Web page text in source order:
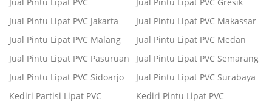
Jual Pintu Lipat PVC Jakarta
Jual Pintu Lipat PVC Makassar
Jual Pintu Lipat PVC Malang
Jual Pintu Lipat PVC Medan
Jual Pintu Lipat PVC Pasuruan
Jual Pintu Lipat PVC Semarang
Jual Pintu Lipat PVC Sidoarjo
Jual Pintu Lipat PVC Surabaya
Kediri Partisi Lipat PVC
Kediri Pintu Lipat PVC